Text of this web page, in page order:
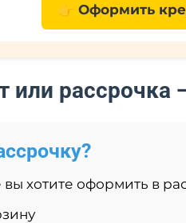
👉 Оформить
рассрочка
хотите оформить в